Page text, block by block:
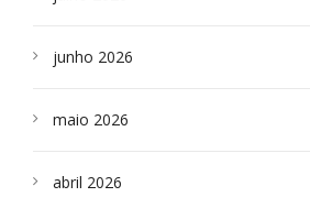
junho 2026
maio 2026
abril 2026